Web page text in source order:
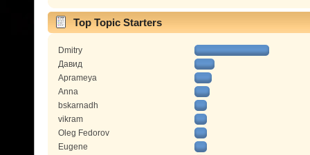
Top Topic Starters
Dmitry
Давид
Aprameya
Anna
bskarnadh
vikram
Oleg Fedorov
Eugene